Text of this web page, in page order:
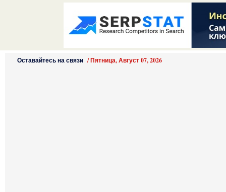
Оставайтесь на связи /Пятница, Август 07, 2026